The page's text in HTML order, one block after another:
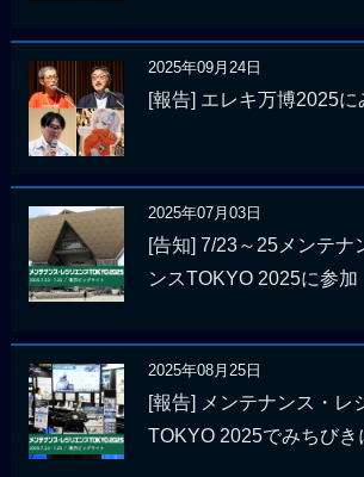
2025年09月24日
[報告] エレキ万博2025
2025年07月03日
[告知] 7/23～25メンテナ
ンスTOKYO 2025に参加
2025年08月25日
[報告] メンテナンス・レ
TOKYO 2025でみちびき